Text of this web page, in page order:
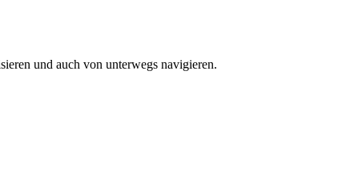
und auch von unterwegs navigieren.